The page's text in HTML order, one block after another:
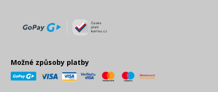
Možné způsoby platby